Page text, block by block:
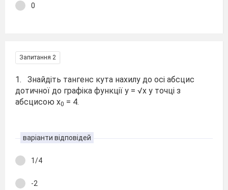
0
Запитання 2
1. Знайдіть тангенс кута нахилу до осі абсцис
дотичної до графіка функції y = √x у точці з
абсцисою x0 = 4.
варіанти відповідей
1/4
-2